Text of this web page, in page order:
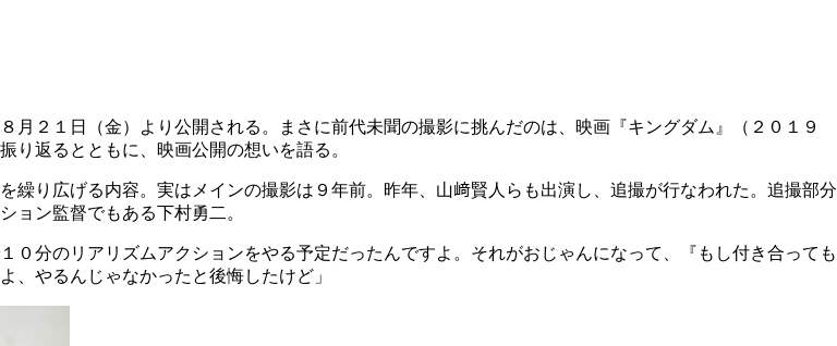
月２１日（金）より公開される。まさに前代未聞の撮影に挑んだのは、映画『キングダム』（２０１９
り返るとともに、映画公開の想いを語る。
り広げる内容。実はメインの撮影は９年前。昨年、山﨑賢人らも出演し、追撮が行なわれた。追撮部分
ョン監督でもある下村勇二。
０分のリアリズムアクションをやる予定だったんですよ。それがおじゃんになって、『もし付き合っても
、やるんじゃなかったと後悔したけど」